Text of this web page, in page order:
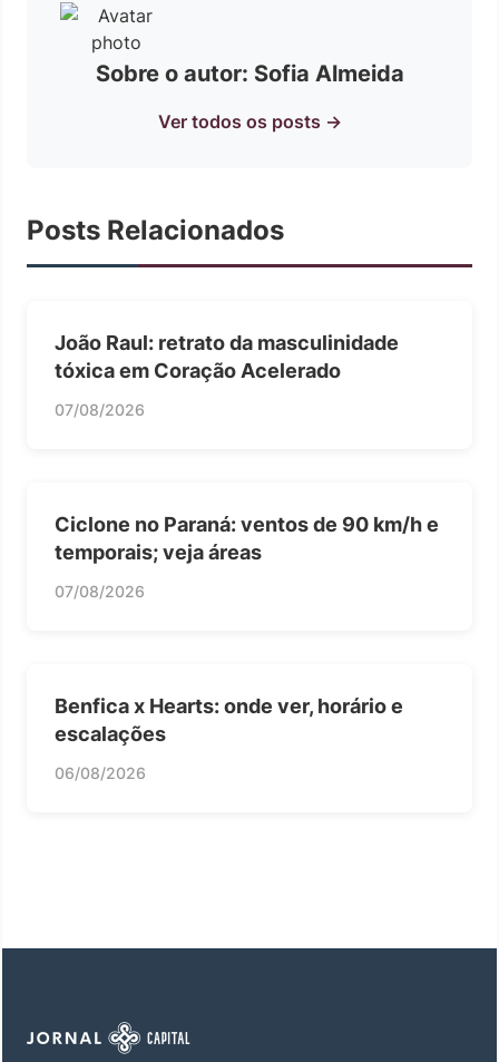
Sobre o autor: Sofia Almeida
Ver todos os posts →
Posts Relacionados
João Raul: retrato da masculinidade
tóxica em Coração Acelerado
07/08/2026
Ciclone no Paraná: ventos de 90 km/h e
temporais; veja áreas
07/08/2026
Benfica x Hearts: onde ver, horário e
escalações
06/08/2026